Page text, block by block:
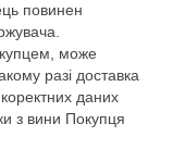
повинен
може
разі доставка
даних
з вини Покупця